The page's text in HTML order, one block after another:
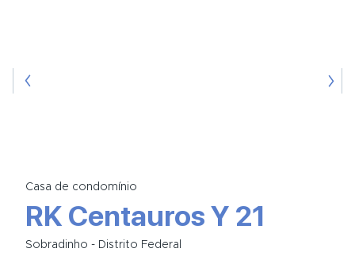
Casa de condomínio
RK Centauros Y 21
Sobradinho - Distrito Federal